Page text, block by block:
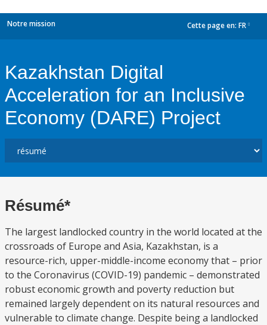
Notre mission Cette page en: FR
Kazakhstan Digital
Acceleration for an Inclusive
Economy (DARE) Project
Résumé*
The largest landlocked country in the world located at the
crossroads of Europe and Asia, Kazakhstan, is a
resource-rich, upper-middle-income economy that – prior
to the Coronavirus (COVID-19) pandemic – demonstrated
robust economic growth and poverty reduction but
remained largely dependent on its natural resources and
vulnerable to climate change. Despite being a landlocked